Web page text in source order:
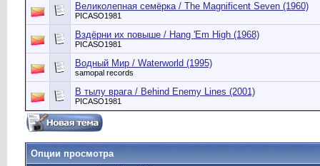
Великолепная семёрка / The Magnificent Seven (1960)
PICASO1981
Вздёрни их повыше / Hang 'Em High (1968)
PICASO1981
Водный Мир / Waterworld (1995)
samopal records
В тылу врага / Behind Enemy Lines (2001)
PICASO1981
Опции просмотра